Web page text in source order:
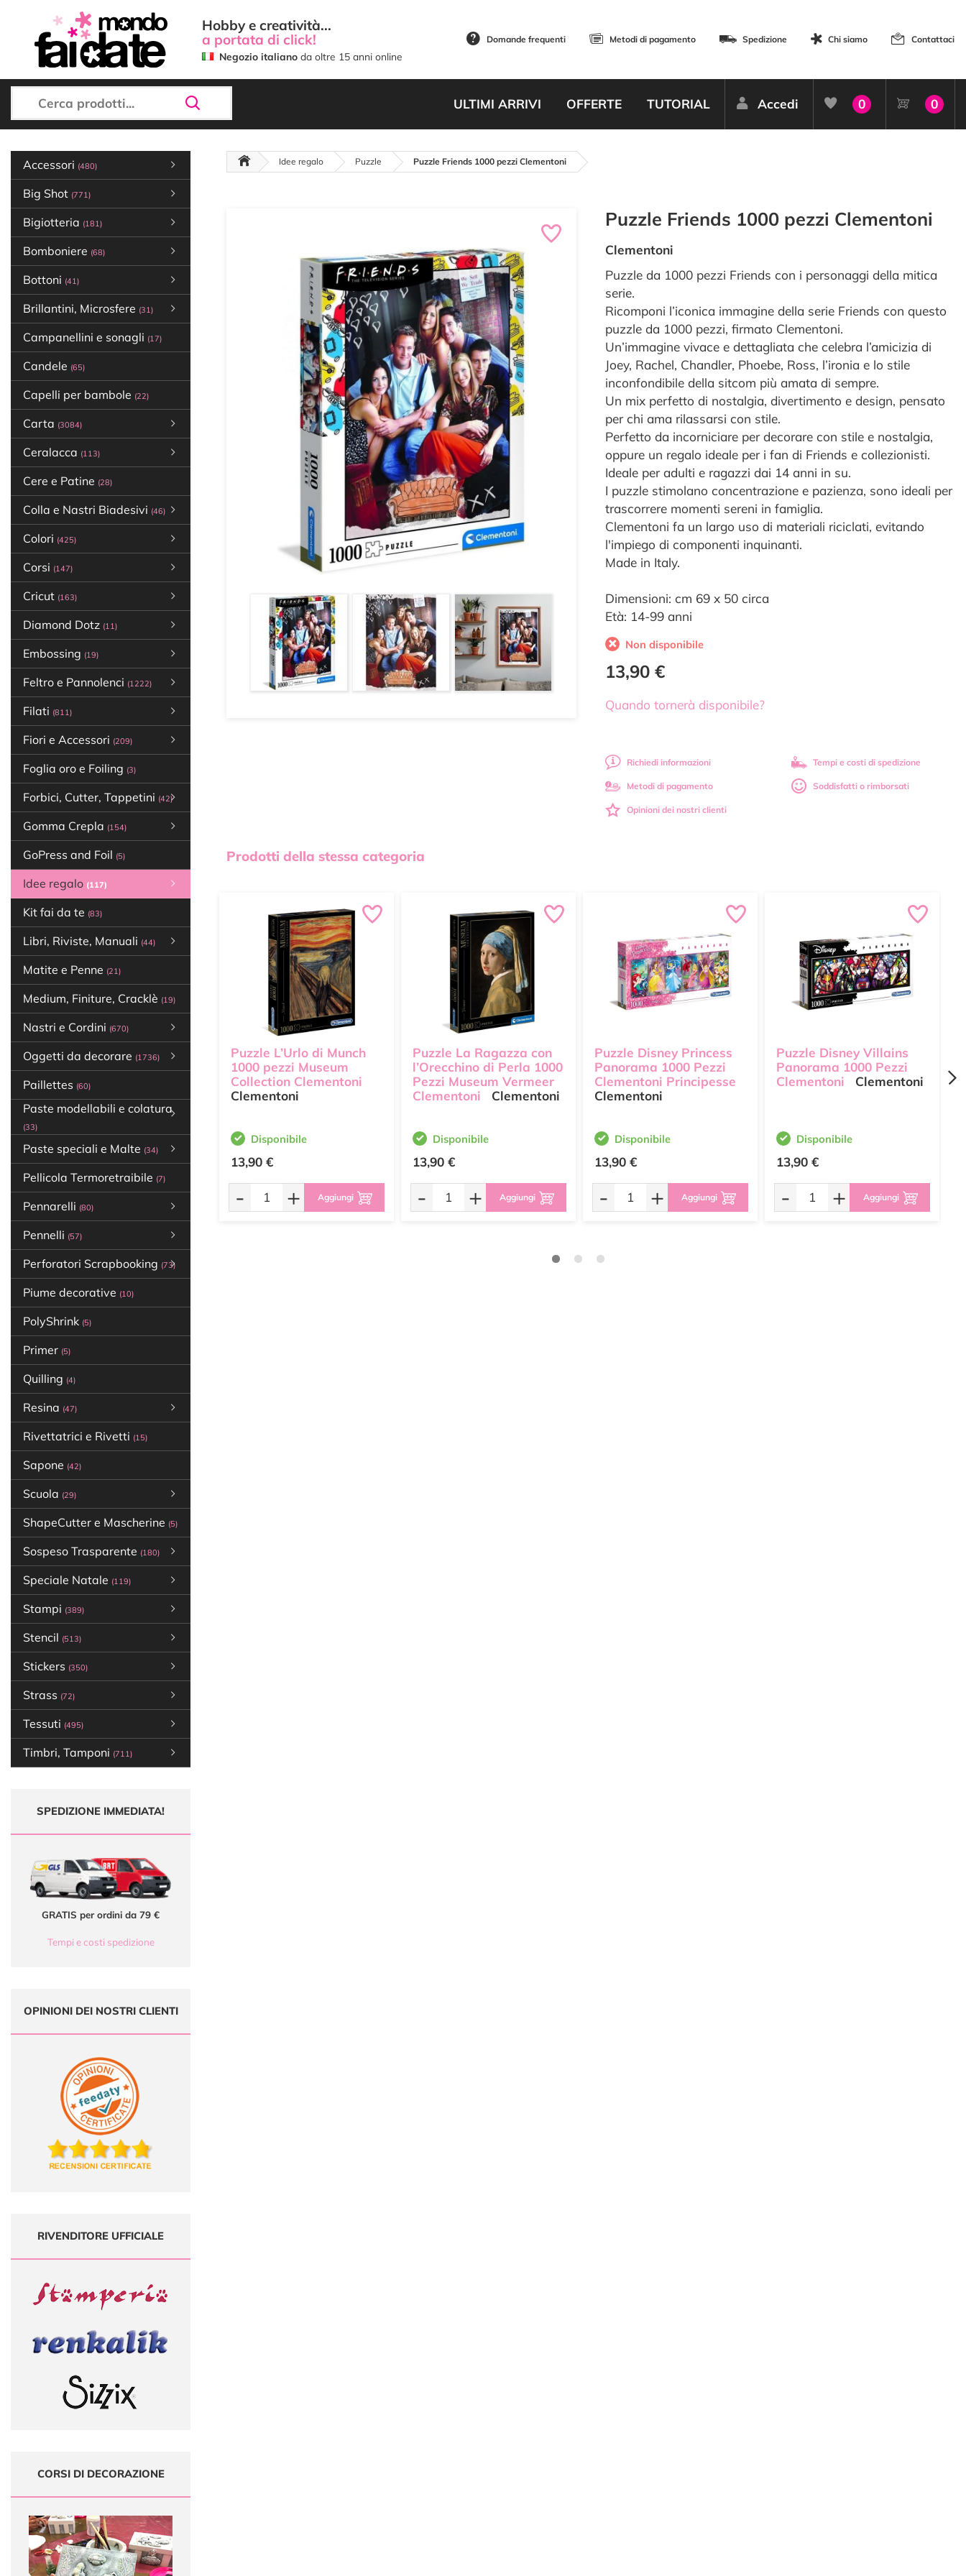
Hobby e creatività...
a portata di click!
Negozio italiano da oltre 15 anni online
Domande frequenti Metodi di pagamento Spedizione Chi siamo Contattaci
ULTIMI ARRIVI OFFERTE TUTORIAL Accedi 0 0
Accessori (480)
Big Shot (771)
Bigiotteria (181)
Bomboniere (68)
Bottoni (41)
Brillantini, Microsfere (31)
Campanellini e sonagli (17)
Candele (65)
Capelli per bambole (22)
Carta (3084)
Ceralacca (113)
Cere e Patine (28)
Colla e Nastri Biadesivi (46)
Colori (425)
Corsi (147)
Cricut (163)
Diamond Dotz (11)
Embossing (19)
Feltro e Pannolenci (1222)
Filati (811)
Fiori e Accessori (209)
Foglia oro e Foiling (3)
Forbici, Cutter, Tappetini (42)
Gomma Crepla (154)
GoPress and Foil (5)
Idee regalo (117)
Kit fai da te (83)
Libri, Riviste, Manuali (44)
Matite e Penne (21)
Medium, Finiture, Cracklè (19)
Nastri e Cordini (670)
Oggetti da decorare (1736)
Paillettes (60)
Paste modellabili e colatura
(33)
Paste speciali e Malte (34)
Pellicola Termoretraibile (7)
Pennarelli (80)
Pennelli (57)
Perforatori Scrapbooking (73)
Piume decorative (10)
PolyShrink (5)
Primer (5)
Quilling (4)
Resina (47)
Rivettatrici e Rivetti (15)
Sapone (42)
Scuola (29)
ShapeCutter e Mascherine (5)
Sospeso Trasparente (180)
Speciale Natale (119)
Stampi (389)
Stencil (513)
Stickers (350)
Strass (72)
Tessuti (495)
Timbri, Tamponi (711)
SPEDIZIONE IMMEDIATA!
GRATIS per ordini da 79 €
Tempi e costi spedizione
OPINIONI DEI NOSTRI CLIENTI
RIVENDITORE UFFICIALE
CORSI DI DECORAZIONE
Idee regalo Puzzle Puzzle Friends 1000 pezzi Clementoni
Puzzle Friends 1000 pezzi Clementoni
Clementoni
Puzzle da 1000 pezzi Friends con i personaggi della mitica
serie.
Ricomponi l’iconica immagine della serie Friends con questo
puzzle da 1000 pezzi, firmato Clementoni.
Un’immagine vivace e dettagliata che celebra l’amicizia di
Joey, Rachel, Chandler, Phoebe, Ross, l’ironia e lo stile
inconfondibile della sitcom più amata di sempre.
Un mix perfetto di nostalgia, divertimento e design, pensato
per chi ama rilassarsi con stile.
Perfetto da incorniciare per decorare con stile e nostalgia,
oppure un regalo ideale per i fan di Friends e collezionisti.
Ideale per adulti e ragazzi dai 14 anni in su.
I puzzle stimolano concentrazione e pazienza, sono ideali per
trascorrere momenti sereni in famiglia.
Clementoni fa un largo uso di materiali riciclati, evitando
l'impiego di componenti inquinanti.
Made in Italy.
Dimensioni: cm 69 x 50 circa
Età: 14-99 anni
Non disponibile
13,90 €
Quando tornerà disponibile?
Richiedi informazioni Tempi e costi di spedizione
Metodi di pagamento Soddisfatti o rimborsati
Opinioni dei nostri clienti
Prodotti della stessa categoria
Puzzle L’Urlo di Munch
1000 pezzi Museum
Collection Clementoni
Clementoni
Disponibile
13,90 €
- + Aggiungi
Puzzle La Ragazza con
l’Orecchino di Perla 1000
Pezzi Museum Vermeer
Clementoni
Clementoni
Disponibile
13,90 €
- + Aggiungi
Puzzle Disney Princess
Panorama 1000 Pezzi
Clementoni Principesse
Clementoni
Disponibile
13,90 €
- + Aggiungi
Puzzle Disney Villains
Panorama 1000 Pezzi
Clementoni
Clementoni
Disponibile
13,90 €
- + Aggiungi